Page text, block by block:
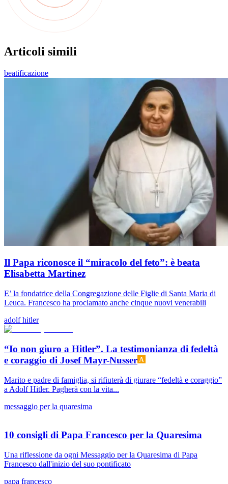
Articoli simili
beatificazione
Il Papa riconosce il “miracolo del feto”: è beata
Elisabetta Martinez
E’ la fondatrice della Congregazione delle Figlie di Santa Maria di
Leuca. Francesco ha proclamato anche cinque nuovi venerabili
adolf hitler
“Io non giuro a Hitler”. La testimonianza di fedeltà
e coraggio di Josef Mayr-Nusser
Marito e padre di famiglia, si rifiuterà di giurare “fedeltà e coraggio”
a Adolf Hitler. Pagherà con la vita...
messaggio per la quaresima
10 consigli di Papa Francesco per la Quaresima
Una riflessione da ogni Messaggio per la Quaresima di Papa
Francesco dall'inizio del suo pontificato
papa francesco